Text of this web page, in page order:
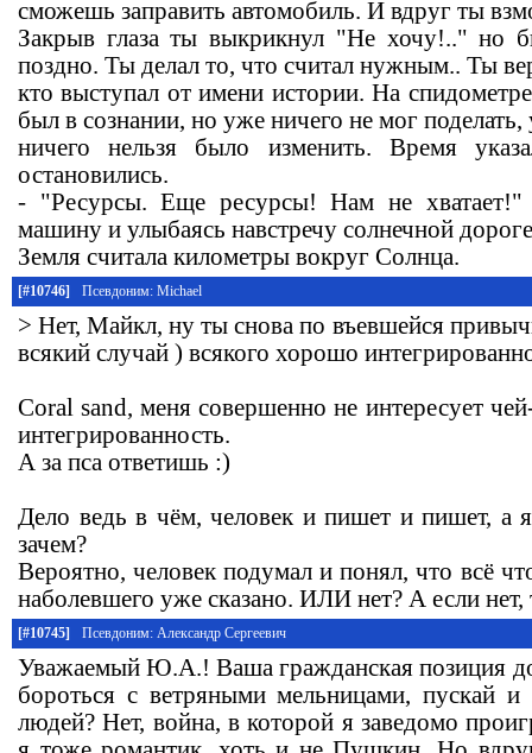
сможешь заправить автомобиль. И вдруг ты
Закрыв глаза ты выкрикнул "Не хочу!.." но
поздно. Ты делал то, что считал нужным.. Ты
кто выступал от имени истории. На
был в сознании, но уже ничего не мог поделать,
ничего нельзя было изменить. Время
остановились.
- "Ресурсы. Еще ресурсы! Нам не хватает!"
машину и улыбаясь навстречу солнечной
Земля считала километры вокруг Солнца.
[#10746] Псевдоним: Michael
> Нет, Майкл, ну ты снова по въевшейся
всякий случай ) всякого хорошо
Coral sand, меня совершенно не интересует
интегрированность.
А за пса ответишь :)
Дело ведь в чём, человек и пишет и пишет, а
зачем?
Вероятно, человек подумал и понял, что всё
наболевшего уже сказано. ИЛИ нет? А если нет,
[#10745] Псевдоним: Александр Сергеевич
Уважаемый Ю.А.! Ваша гражданская позиция
бороться с ветряными мельницами, пускай и
людей? Нет, война, в которой я заведомо